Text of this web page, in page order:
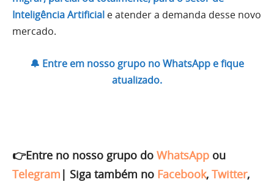
Inteligência Artificial e atender a demanda desse novo
mercado.
🔔 Entre em nosso grupo no WhatsApp e fique
atualizado.
👉Entre no nosso grupo do WhatsApp ou
Telegram | Siga também no Facebook, Twitter,